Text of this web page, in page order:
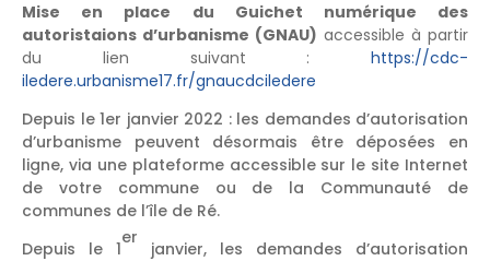
Mise en place du Guichet numérique des
autoristaions d’urbanisme (GNAU) accessible à partir
du lien suivant : https://cdc-
iledere.urbanisme17.fr/gnaucdciledere
Depuis le 1er janvier 2022 : les demandes d’autorisation
d’urbanisme peuvent désormais être déposées en
ligne, via une plateforme accessible sur le site Internet
de votre commune ou de la Communauté de
communes de l’île de Ré.
Depuis le 1
er
janvier, les demandes d’autorisation